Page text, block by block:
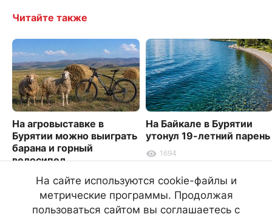
Читайте также
На агровыставке в
Бурятии можно выиграть
барана и горный
велосипед
3030
На Байкале в Бурятии
утонул 19-летний парень
1694
На сайте используются cookie-файлы и
метрические программы. Продолжая
пользоваться сайтом вы соглашаетесь с